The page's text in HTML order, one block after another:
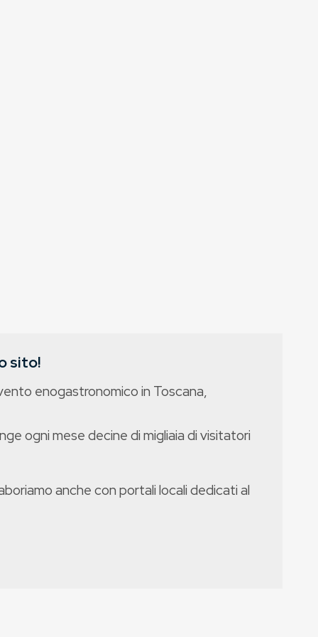
sito!
enogastronomico in Toscana,
ogni mese decine di migliaia di visitatori
anche con portali locali dedicati al